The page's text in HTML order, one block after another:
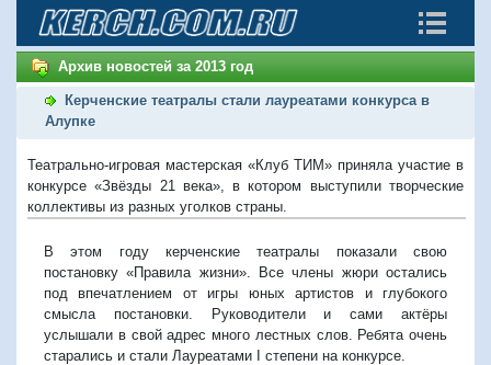
Архив новостей за 2013 год
Керченские театралы стали лауреатами конкурса в
Алупке
Театрально-игровая мастерская «Клуб ТИМ» приняла участие в
конкурсе «Звёзды 21 века», в котором выступили творческие
коллективы из разных уголков страны.
В этом году керченские театралы показали свою
постановку «Правила жизни». Все члены жюри остались
под впечатлением от игры юных артистов и глубокого
смысла постановки. Руководители и сами актёры
услышали в свой адрес много лестных слов. Ребята очень
старались и стали Лауреатами I степени на конкурсе.